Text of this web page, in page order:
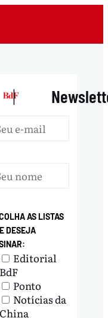
|
AS LISTAS
DESEJA
Editorial
BdF
Ponto
Notícias da
China